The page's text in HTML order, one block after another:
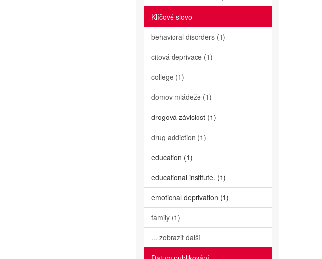
Klíčové slovo
behavioral disorders (1)
citová deprivace (1)
college (1)
domov mládeže (1)
drogová závislost (1)
drug addiction (1)
education (1)
educational institute. (1)
emotional deprivation (1)
family (1)
... zobrazit další